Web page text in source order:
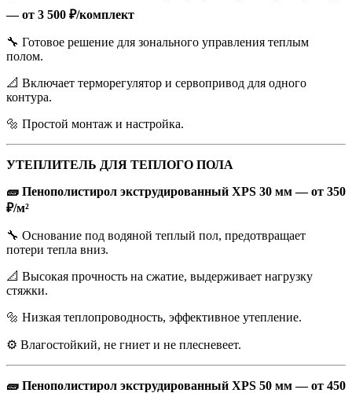
— от 3 500 ₽/комплект
🔧 Готовое решение для зонального управления теплым
полом.
📐 Включает терморегулятор и сервопривод для одного
контура.
🔩 Простой монтаж и настройка.
УТЕПЛИТЕЛЬ ДЛЯ ТЕПЛОГО ПОЛА
🧱 Пенополистирол экструдированный XPS 30 мм — от 350
₽/м²
🔧 Основание под водяной теплый пол, предотвращает
потери тепла вниз.
📐 Высокая прочность на сжатие, выдерживает нагрузку
стяжки.
🔩 Низкая теплопроводность, эффективное утепление.
⚙️ Влагостойкий, не гниет и не плесневеет.
🧱 Пенополистирол экструдированный XPS 50 мм — от 450